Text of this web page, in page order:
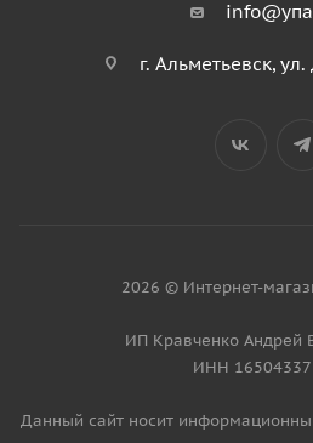
г. Альметьевск,
2026 © Интернет-
ИП Кравченко Андрей
ИНН
Данный сайт носит